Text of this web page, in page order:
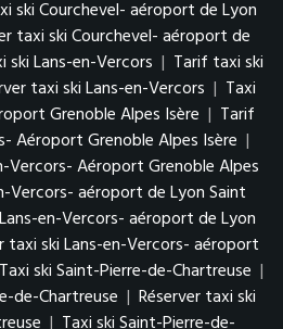
ski Courchevel- aéroport de Lyon
taxi ski Courchevel- aéroport de
ski Lans-en-Vercors | Tarif taxi ski
taxi ski Lans-en-Vercors | Taxi
Grenoble Alpes Isère | Tarif
Aéroport Grenoble Alpes Isère |
Vercors- Aéroport Grenoble Alpes
Vercors- aéroport de Lyon Saint
en-Vercors- aéroport de Lyon
taxi ski Lans-en-Vercors- aéroport
Taxi ski Saint-Pierre-de-Chartreuse |
de-Chartreuse | Réserver taxi ski